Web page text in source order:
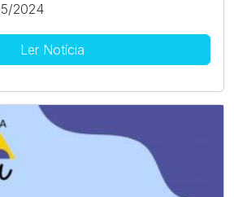
2024
Ler Notícia